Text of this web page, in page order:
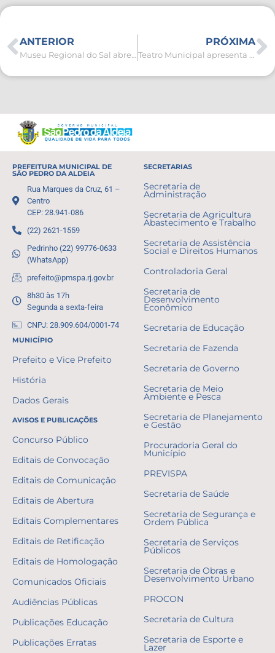
ANTERIOR PRÓXIMA
PREFEITURA MUNICIPAL DE
SÃO PEDRO DA ALDEIA
Rua Marques da Cruz, 61 –
Centro
CEP: 28.941-086
(22) 2621-1559
Pedrinho (22) 99776-0633
(WhatsApp)
prefeito@pmspa.rj.gov.br
8h30 às 17h
Segunda a sexta-feira
CNPJ: 28.909.604/0001-74
MUNICÍPIO
Prefeito e Vice Prefeito
História
Dados Gerais
AVISOS E PUBLICAÇÕES
Concurso Público
Editais de Convocação
Editais de Comunicação
Editais de Abertura
Editais Complementares
Editais de Retificação
Editais de Homologação
Comunicados Oficiais
Audiências Públicas
Publicações Educação
Publicações Erratas
SECRETARIAS
Secretaria de
Administração
Secretaria de Agricultura
Abastecimento e Trabalho
Secretaria de Assistência
Social e Direitos Humanos
Controladoria Geral
Secretaria de
Desenvolvimento
Econômico
Secretaria de Educação
Secretaria de Fazenda
Secretaria de Governo
Secretaria de Meio
Ambiente e Pesca
Secretaria de Planejamento
e Gestão
Procuradoria Geral do
Município
PREVISPA
Secretaria de Saúde
Secretaria de Segurança e
Ordem Pública
Secretaria de Serviços
Públicos
Secretaria de Obras e
Desenvolvimento Urbano
PROCON
Secretaria de Cultura
Secretaria de Esporte e
Lazer